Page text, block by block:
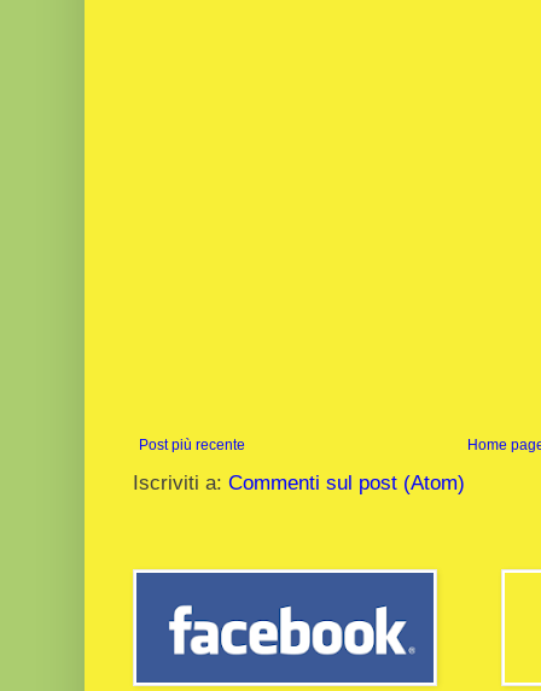
Post più recente Home
Iscriviti a: Commenti sul post (Atom)